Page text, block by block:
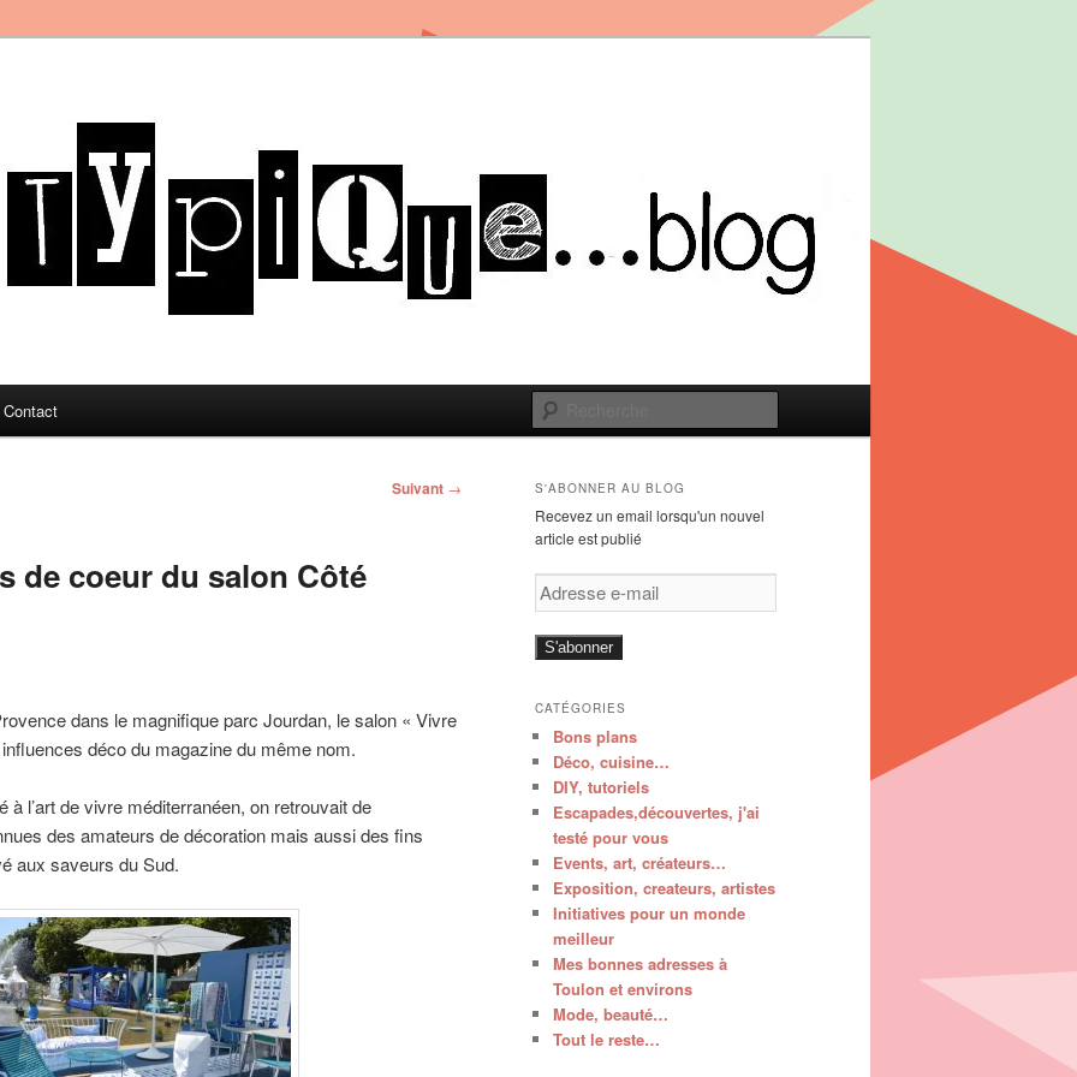
Contact
Suivant →
de coeur du salon Côté
dans le magnifique parc Jourdan, le salon « Vivre
déco du magazine du même nom.
à l’art de vivre méditerranéen, on retrouvait de
des amateurs de décoration mais aussi des fins
aux saveurs du Sud.
S'ABONNER AU BLOG
Recevez un email lorsqu'un nouvel
article est publié
Adresse
e-
S'abonner
CATÉGORIES
Bons plans
Déco, cuisine…
DIY, tutoriels
Escapades,découvertes, j'ai
testé pour vous
Events, art, créateurs…
Exposition, createurs, artistes
Initiatives pour un monde
meilleur
Mes bonnes adresses à
Toulon et environs
Mode, beauté…
Tout le reste…